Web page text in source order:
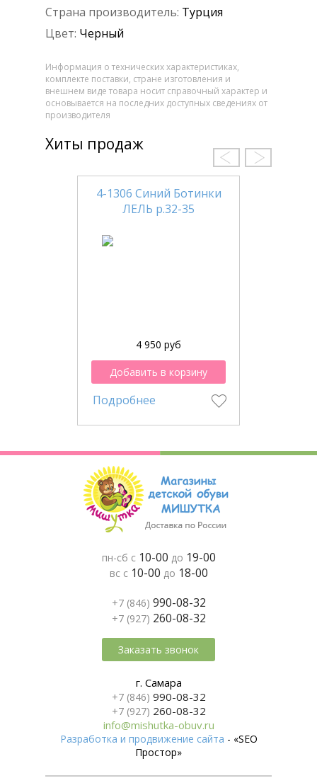
Страна производитель: Турция
Цвет: Черный
Информация о технических характеристиках,
комплекте поставки, стране изготовления и
внешнем виде товара носит справочный характер и
основывается на последних доступных сведениях от
производителя
Хиты продаж
4-1306 Синий Ботинки
ЛЕЛЬ р.32-35
4 950 руб
Добавить в корзину
Подробнее
пн-сб с 10-00 до 19-00
вс с 10-00 до 18-00
+7 (846) 990-08-32
+7 (927) 260-08-32
Заказать звонок
г. Самара
+7 (846) 990-08-32
+7 (927) 260-08-32
info@mishutka-obuv.ru
Разработка и продвижение сайта - «SEO
Простор»